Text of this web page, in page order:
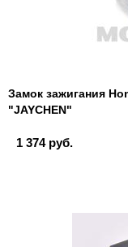
Замок зажигания
"JAYCHEN"
1 374 руб.